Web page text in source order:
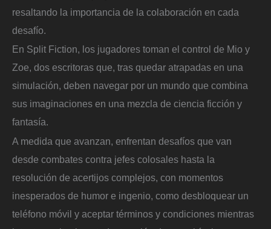
resaltando la importancia de la colaboración en cada
desafío.
En Split Fiction, los jugadores toman el control de Mio y
Zoe, dos escritoras que, tras quedar atrapadas en una
simulación, deben navegar por un mundo que combina
sus imaginaciones en una mezcla de ciencia ficción y
fantasía.
A medida que avanzan, enfrentan desafíos que van
desde combates contra jefes colosales hasta la
resolución de acertijos complejos, con momentos
inesperados de humor e ingenio, como desbloquear un
teléfono móvil y aceptar términos y condiciones mientras